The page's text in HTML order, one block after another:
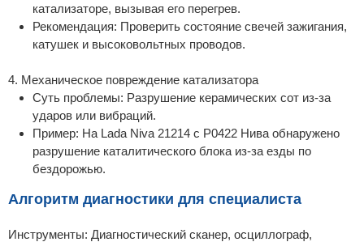
катализаторе, вызывая его перегрев.
Рекомендация: Проверить состояние свечей зажигания,
катушек и высоковольтных проводов.
4. Механическое повреждение катализатора
Суть проблемы: Разрушение керамических сот из-за
ударов или вибраций.
Пример: На Lada Niva 21214 с P0422 Нива обнаружено
разрушение каталитического блока из-за езды по
бездорожью.
Алгоритм диагностики для специалиста
Инструменты: Диагностический сканер, осциллограф,